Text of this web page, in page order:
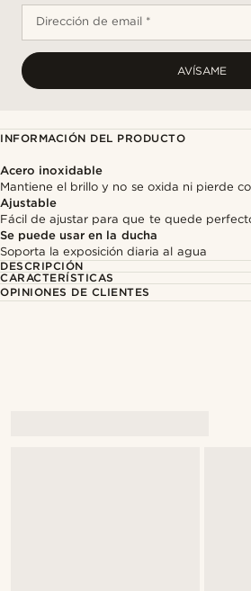
Dirección de email *
AVÍSAME
INFORMACIÓN DEL PRODUCTO
Acero inoxidable
Mantiene el brillo y no se oxida ni pierde
Ajustable
Fácil de ajustar para que te quede
Se puede usar en la ducha
Soporta la exposición diaria al agua
DESCRIPCIÓN
CARACTERÍSTICAS
OPINIONES DE CLIENTES